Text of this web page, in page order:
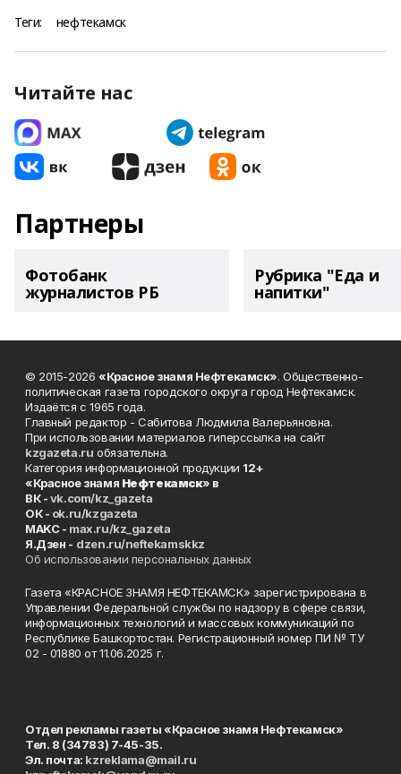
Теги: нефтекамск
Читайте нас
Партнеры
Фотобанк
журналистов РБ
Рубрика "Еда и
напитки"
© 2015-2026 «Красное знамя Нефтекамск». Общественно-
политическая газета городского округа город Нефтекамск.
Издаётся с 1965 года.
Главный редактор - Сабитова Людмила Валерьяновна.
При использовании материалов гиперссылка на сайт
kzgazeta.ru обязательна.
Категория информационной продукции 12+
«Красное знамя Нефтекамск» в
ВК -vk.com/kz_gazeta
ОК - ok.ru/kzgazeta
MAKC - max.ru/kz_gazeta
Я.Дзен - dzen.ru/neftekamskkz
Об использовании персональных данных
Газета «КРАСНОЕ ЗНАМЯ НЕФТЕКАМСК» зарегистрирована в
Управлении Федеральной службы по надзору в сфере связи,
информационных технологий и массовых коммуникаций по
Республике Башкортостан. Регистрационный номер ПИ № ТУ
02 - 01880 от 11.06.2025 г.
Отдел рекламы газеты «Красное знамя Нефтекамск»
Тел. 8 (34783) 7-45-35.
Эл. почта: kzreklama@mail.ru